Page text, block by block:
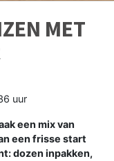
MET
uur
een mix van
een frisse start
dozen inpakken,